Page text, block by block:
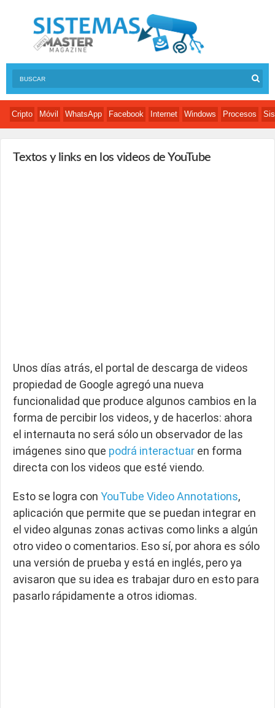
Cripto Móvil WhatsApp Facebook Internet Windows Procesos
Textos y links en los videos de YouTube
Unos días atrás, el portal de descarga de videos
propiedad de Google agregó una nueva
funcionalidad que produce algunos cambios en la
forma de percibir los videos, y de hacerlos: ahora
el internauta no será sólo un observador de las
imágenes sino que podrá interactuar en forma
directa con los videos que esté viendo.
Esto se logra con YouTube Video Annotations,
aplicación que permite que se puedan integrar en
el video algunas zonas activas como links a algún
otro video o comentarios. Eso sí, por ahora es sólo
una versión de prueba y está en inglés, pero ya
avisaron que su idea es trabajar duro en esto para
pasarlo rápidamente a otros idiomas.